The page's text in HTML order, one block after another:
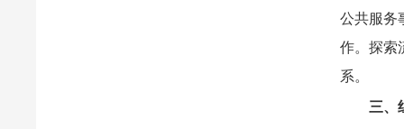
公共服务
作。探索
系。
三、